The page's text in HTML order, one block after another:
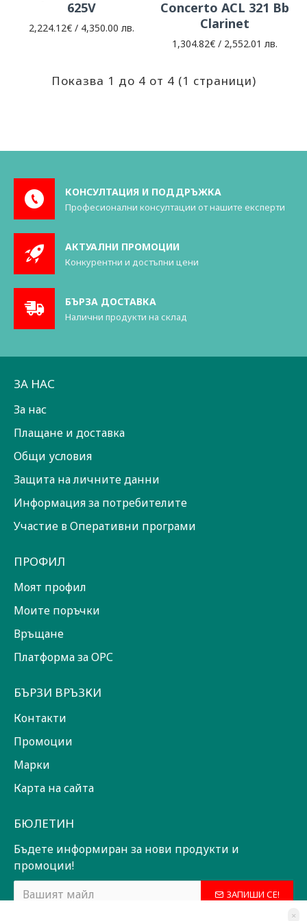
625V
2,224.12€ / 4,350.00 лв.
Concerto ACL 321 Bb
Clarinet
1,304.82€ / 2,552.01 лв.
Показва 1 до 4 от 4 (1 страници)
КОНСУЛТАЦИЯ И ПОДДРЪЖКА
Професионални консултации от нашите експерти
АКТУАЛНИ ПРОМОЦИИ
Конкурентни и достъпни цени
БЪРЗА ДОСТАВКА
Налични продукти на склад
ЗА НАС
За нас
Плащане и доставка
Общи условия
Защита на личните данни
Информация за потребителите
Участие в Оперативни програми
ПРОФИЛ
Моят профил
Моите поръчки
Връщане
Платформа за ОРС
БЪРЗИ ВРЪЗКИ
Контакти
Промоции
Марки
Карта на сайта
БЮЛЕТИН
Бъдете информиран за нови продукти и
промоции!
ЗАПИШИ СЕ!
×